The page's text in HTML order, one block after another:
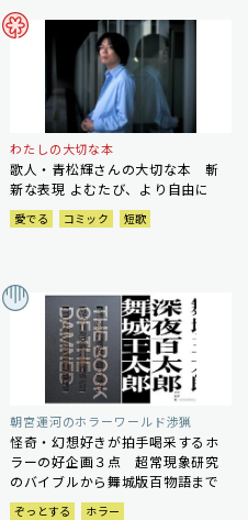
わたしの大切な本
歌人・青松輝さんの大切な本 斬
新な表現 よむたび、より自由に
愛でる コミック 短歌
朝宮運河のホラーワールド渉猟
怪奇・幻想好きが拍手喝采するホ
ラーの好企画３点 超常現象研究
のバイブルから舞城版百物語まで
ぞっとする
ホラー